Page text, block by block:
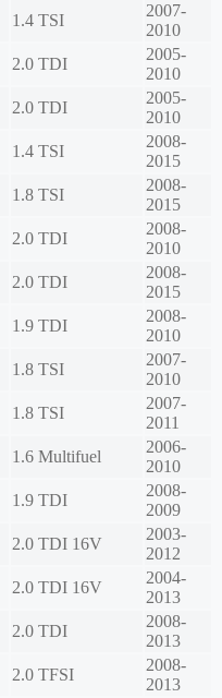
1.4 TSI
2007-
2010
2.0 TDI
2005-
2010
2.0 TDI
2005-
2010
1.4 TSI
2008-
2015
1.8 TSI
2008-
2015
2.0 TDI
2008-
2010
2.0 TDI
2008-
2015
1.9 TDI
2008-
2010
1.8 TSI
2007-
2010
1.8 TSI
2007-
2011
1.6 Multifuel
2006-
2010
1.9 TDI
2008-
2009
2.0 TDI 16V
2003-
2012
2.0 TDI 16V
2004-
2013
2.0 TDI
2008-
2013
2.0 TFSI
2008-
2013